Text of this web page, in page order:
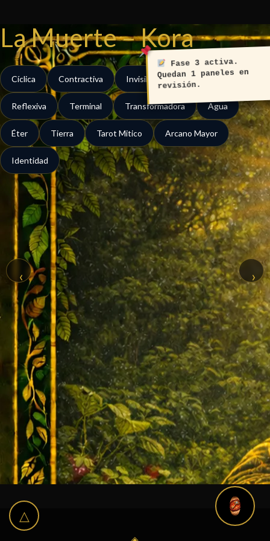
contenido
‹ ›
La Muerte – Kora
Cíclica Contractiva Invisible Liminal
Reflexiva Terminal Transformadora Agua
Éter Tierra Tarot Mitico Arcano Mayor
Identidad
Fase 3 activa.
Quedan 1 paneles en
revisión.
△